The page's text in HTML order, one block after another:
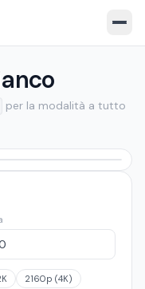
🇹🇷TR 🇮🇹IT
per la modalità a tutto
2160p (4K)